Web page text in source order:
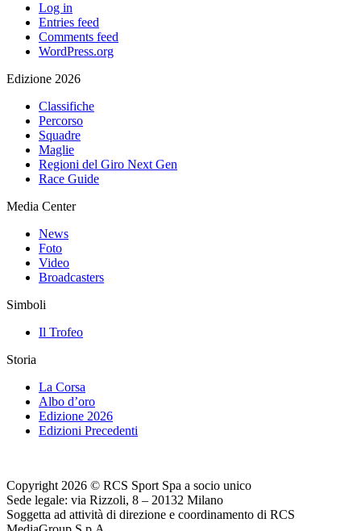
Log in
Entries feed
Comments feed
WordPress.org
Edizione 2026
Classifiche
Percorso
Squadre
Maglie
Regioni del Giro Next Gen
Race Guide
Media Center
News
Foto
Video
Broadcasters
Simboli
Il Trofeo
Storia
La Corsa
Albo d’oro
Edizione 2026
Edizioni Precedenti
Copyright 2026 © RCS Sport Spa a socio unico
Sede legale: via Rizzoli, 8 – 20132 Milano
Soggetta ad attività di direzione e coordinamento di RCS